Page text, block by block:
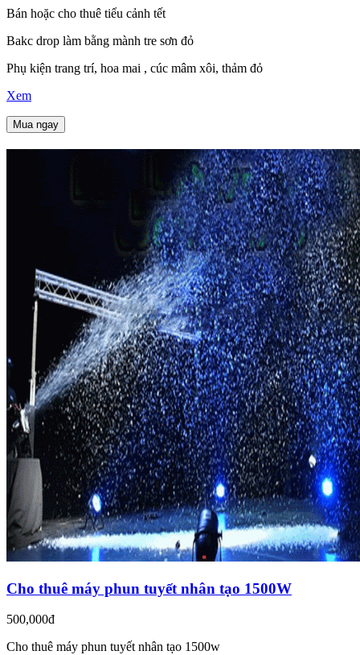
Bán hoặc cho thuê tiểu cảnh tết
Bakc drop làm bằng mành tre sơn đỏ
Phụ kiện trang trí, hoa mai , cúc mâm xôi, thảm đỏ
Xem
Mua ngay
Cho thuê máy phun tuyết nhân tạo 1500W
500,000đ
Cho thuê máy phun tuyết nhân tạo 1500w